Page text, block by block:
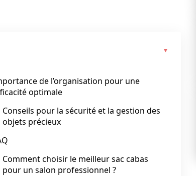
de l’organisation pour une
optimale
Conseils pour la sécurité et la gestion des
objets précieux
Comment choisir le meilleur sac cabas
pour un salon professionnel ?